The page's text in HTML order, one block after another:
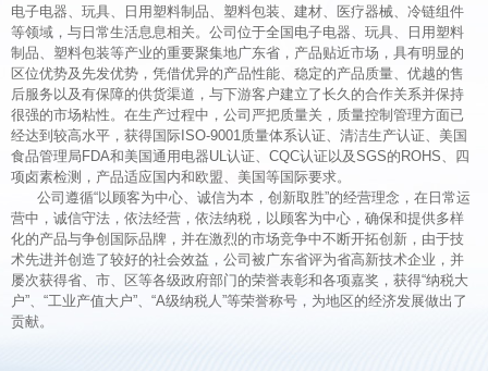
电子电器、玩具、日用塑料制品、塑料包装、建材、医疗器械、冷链组件
等领域，与日常生活息息相关。公司位于全国电子电器、玩具、日用塑料
制品、塑料包装等产业的重要聚集地广东省，产品贴近市场，具有明显的
区位优势及先发优势，凭借优异的产品性能、稳定的产品质量、优越的售
后服务以及有保障的供货渠道，与下游客户建立了长久的合作关系并保持
很强的市场粘性。在生产过程中，公司严把质量关，质量控制管理方面已
经达到较高水平，获得国际ISO-9001质量体系认证、清洁生产认证、美国
食品管理局FDA和美国通用电器UL认证、CQC认证以及SGS的ROHS、四
项卤素检测，产品适应国内和欧盟、美国等国际要求。
公司遵循“以顾客为中心、诚信为本，创新取胜”的经营理念，在日常运
营中，诚信守法，依法经营，依法纳税，以顾客为中心，确保和提供多样
化的产品与争创国际品牌，并在激烈的市场竞争中不断开拓创新，由于技
术先进并创造了较好的社会效益，公司被广东省评为省高新技术企业，并
屡次获得省、市、区等各级政府部门的荣誉表彰和各项嘉奖，获得“纳税大
户”、“工业产值大户”、“A级纳税人”等荣誉称号，为地区的经济发展做出了
贡献。